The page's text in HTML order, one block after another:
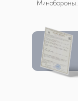
Минобороны.